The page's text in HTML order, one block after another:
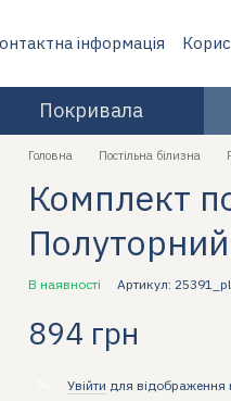
інформація
Покривала
Головна Постільна білизна
Комплект
В наявності Артикул: 25391_pl
894 грн
Увійти для відображення